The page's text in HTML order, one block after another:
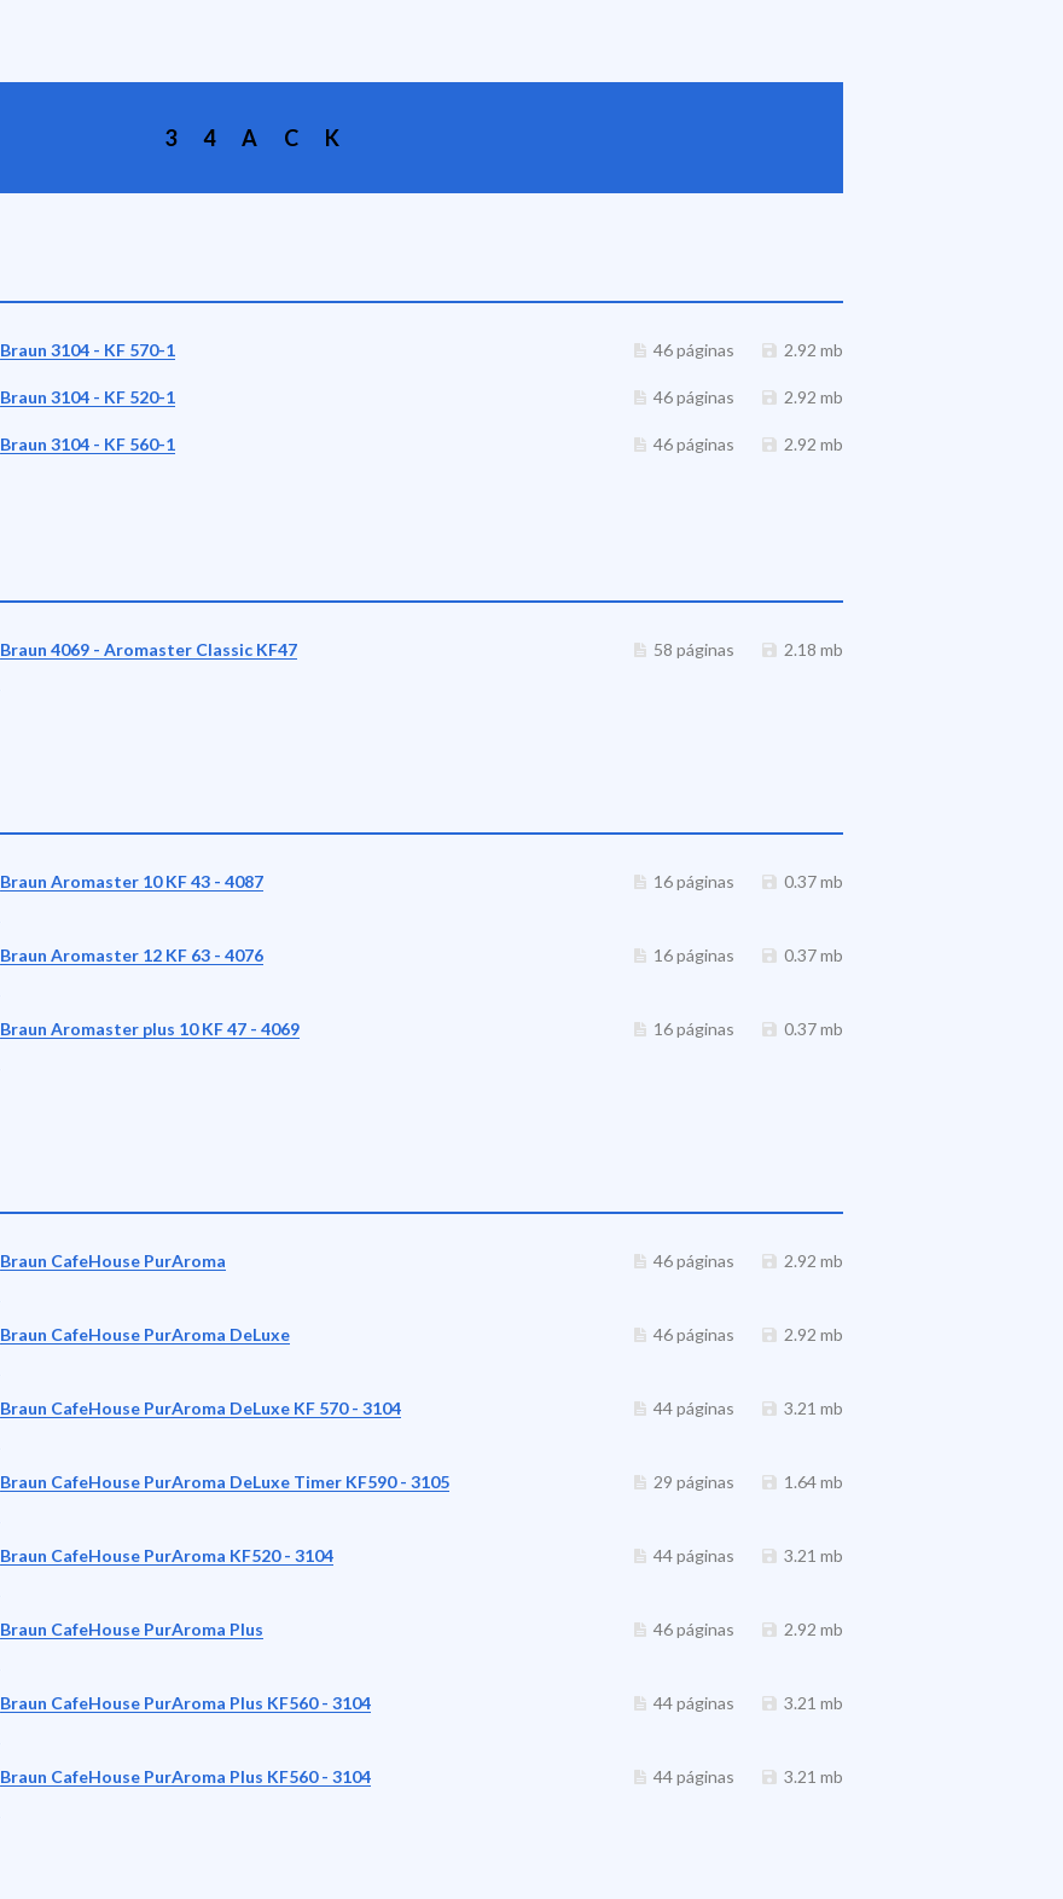
3 4 A C K
Braun 3104 - KF 570-1 46 páginas 2.92 mb
Braun 3104 - KF 520-1 46 páginas 2.92 mb
Braun 3104 - KF 560-1 46 páginas 2.92 mb
Braun 4069 - Aromaster Classic KF47 58 páginas 2.18 mb
Braun Aromaster 10 KF 43 - 4087 16 páginas 0.37 mb
Braun Aromaster 12 KF 63 - 4076 16 páginas 0.37 mb
Braun Aromaster plus 10 KF 47 - 4069 16 páginas 0.37 mb
Braun CafeHouse PurAroma 46 páginas 2.92 mb
Braun CafeHouse PurAroma DeLuxe 46 páginas 2.92 mb
Braun CafeHouse PurAroma DeLuxe KF 570 - 3104 44 páginas 3.21 mb
Braun CafeHouse PurAroma DeLuxe Timer KF590 - 3105 29 páginas 1.64 mb
Braun CafeHouse PurAroma KF520 - 3104 44 páginas 3.21 mb
Braun CafeHouse PurAroma Plus 46 páginas 2.92 mb
Braun CafeHouse PurAroma Plus KF560 - 3104 44 páginas 3.21 mb
Braun CafeHouse PurAroma Plus KF560 - 3104 44 páginas 3.21 mb